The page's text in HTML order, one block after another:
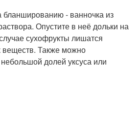
бланшированию - ванночка из
Опустите в неё дольки на
сухофрукты лишатся
веществ. Также можно
долей уксуса или